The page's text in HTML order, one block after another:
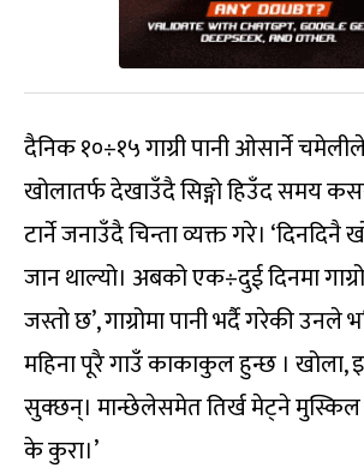
दैनिक १०÷१५ गाग्री पानी ओसार्ने
खोलातर्फ देखाउँदै सिङ्गो हिउँद समय
टार्ने जनाउँदै चिन्ता व्यक्त गरे। ‘दिनदिनै
जान थाल्यो। अबको एक÷दुई दिनमा
जस्तो छ’, गाग्रोमा पानी भर्दै गरेकी उनले
महिना पूरै गाउँ काकाकुल हुन्छ । खोला,
सुक्छन्। मान्छेलेसमेत तिर्ख मेट्ने
के कुरा।’